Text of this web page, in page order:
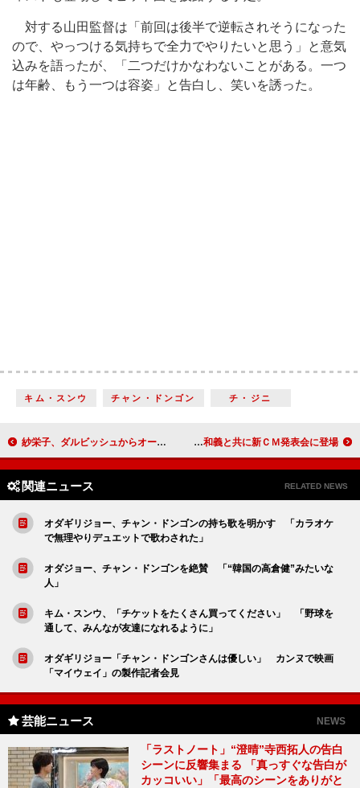
対する山田監督は「前回は後半で逆転されそうになった
ので、やっつける気持ちで全力でやりたいと思う」と意気
込みを語ったが、「二つだけかなわないことがある。一つ
は年齢、もう一つは容姿」と告白し、笑いを誘った。
キム・スンウ チャン・ドンゴン チ・ジニ
紗栄子、ダルビッシュからオールスター出場の連絡あり 「新たな出会いは、あればいいですけど…」 松嶋菜々子「気持ちよく叫ばせていただきました」 斉藤和義と共に新ＣＭ発表会に登場
関連ニュース RELATED NEWS
オダギリジョー、チャン・ドンゴンの持ち歌を明かす 「カラオケ
で無理やりデュエットで歌わされた」
オダジョー、チャン・ドンゴンを絶賛 「“韓国の高倉健”みたいな
人」
キム・スンウ、「チケットをたくさん買ってください」 「野球を
通して、みんなが友達になれるように」
オダギリジョー「チャン・ドンゴンさんは優しい」 カンヌで映画
「マイウェイ」の製作記者会見
芸能ニュース NEWS
「ラストノート」“澄晴”寺西拓人の告白
シーンに反響集まる 「真っすぐな告白が
カッコいい」「最高のシーンをありがと